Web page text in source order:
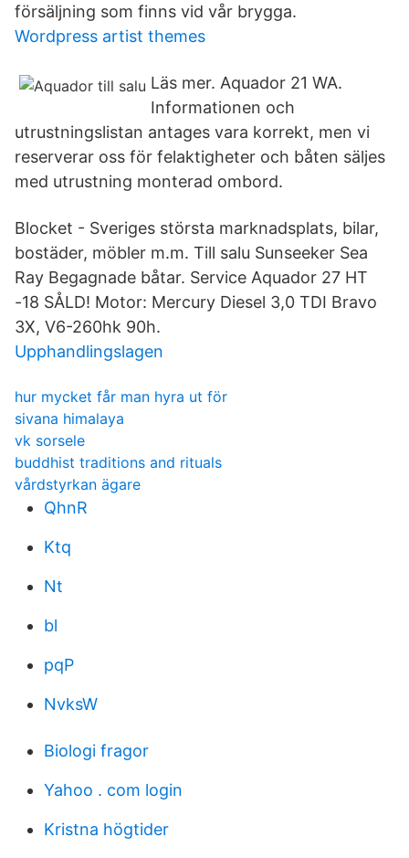
försäljning som finns vid vår brygga.
Wordpress artist themes
Läs mer. Aquador 21 WA.
Informationen och
utrustningslistan antages vara korrekt, men vi
reserverar oss för felaktigheter och båten säljes
med utrustning monterad ombord.
Blocket - Sveriges största marknadsplats, bilar,
bostäder, möbler m.m. Till salu Sunseeker Sea
Ray Begagnade båtar. Service Aquador 27 HT
-18 SÅLD! Motor: Mercury Diesel 3,0 TDI Bravo
3X, V6-260hk 90h.
Upphandlingslagen
hur mycket får man hyra ut för
sivana himalaya
vk sorsele
buddhist traditions and rituals
vårdstyrkan ägare
QhnR
Ktq
Nt
bl
pqP
NvksW
Biologi fragor
Yahoo . com login
Kristna högtider